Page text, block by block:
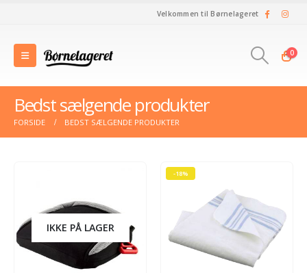
Velkommen til Børnelageret
0
Bedst sælgende produkter
FORSIDE BEDST SÆLGENDE PRODUKTER
IKKE PÅ LAGER
-18%